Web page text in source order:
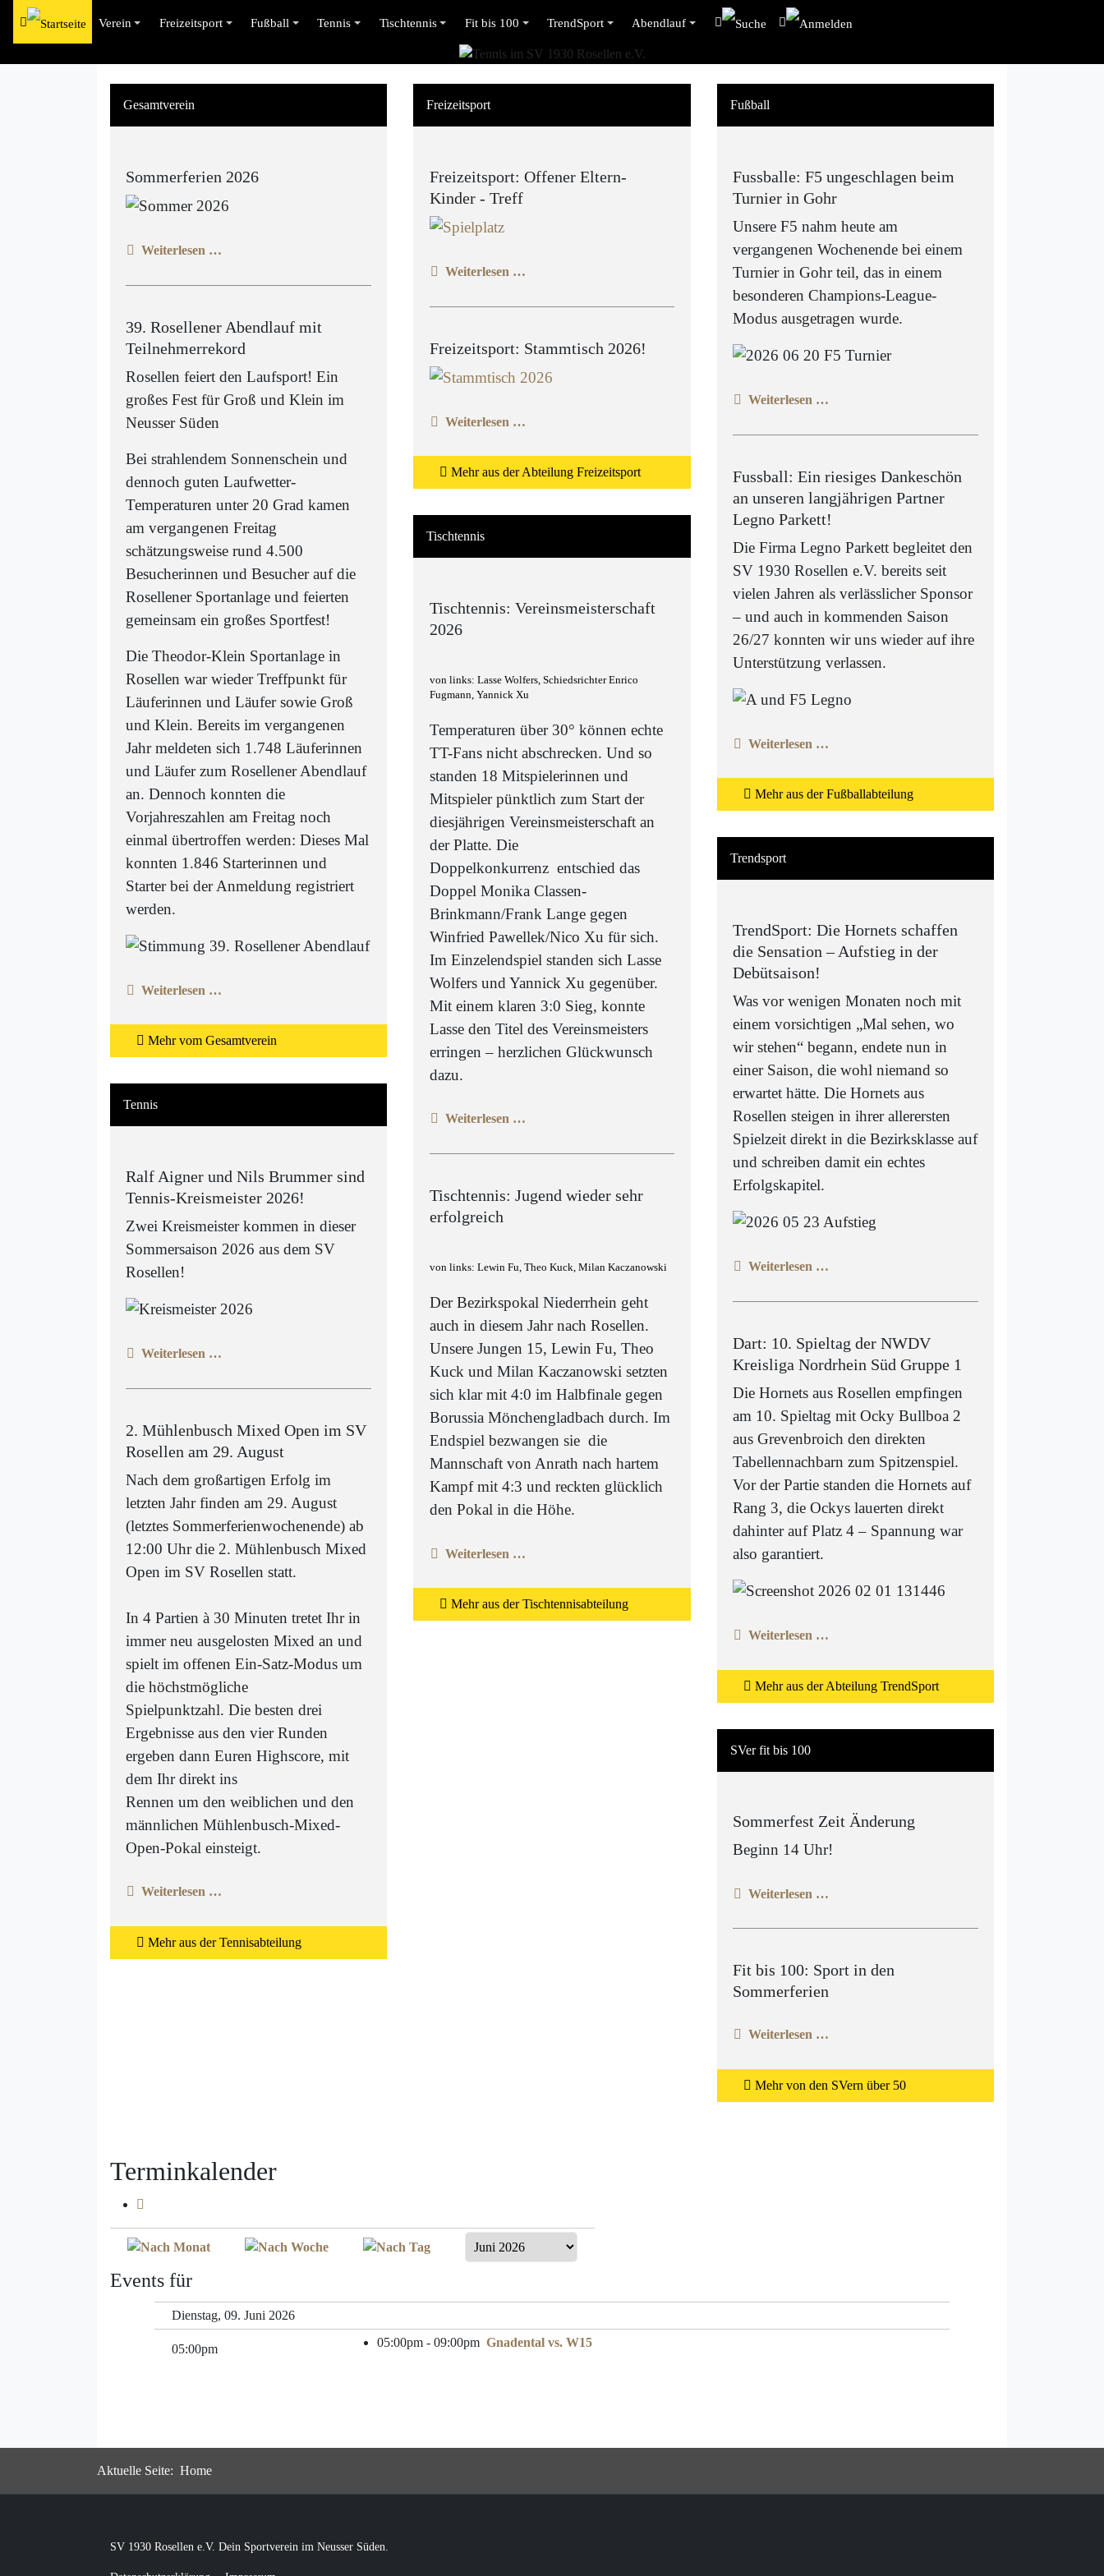
Verein Freizeitsport Fußball Tennis Tischtennis Fit bis 100 TrendSport Abendlauf
Gesamtverein
Sommerferien 2026
Weiterlesen …
39. Rosellener Abendlauf mit
Teilnehmerrekord
Rosellen feiert den Laufsport! Ein
großes Fest für Groß und Klein im
Neusser Süden
Bei strahlendem Sonnenschein und
dennoch guten Laufwetter-
Temperaturen unter 20 Grad kamen
am vergangenen Freitag
schätzungsweise rund 4.500
Besucherinnen und Besucher auf die
Rosellener Sportanlage und feierten
gemeinsam ein großes Sportfest!
Die Theodor-Klein Sportanlage in
Rosellen war wieder Treffpunkt für
Läuferinnen und Läufer sowie Groß
und Klein. Bereits im vergangenen
Jahr meldeten sich 1.748 Läuferinnen
und Läufer zum Rosellener Abendlauf
an. Dennoch konnten die
Vorjahreszahlen am Freitag noch
einmal übertroffen werden: Dieses Mal
konnten 1.846 Starterinnen und
Starter bei der Anmeldung registriert
werden.
Weiterlesen …
Mehr vom Gesamtverein
Tennis
Ralf Aigner und Nils Brummer sind
Tennis-Kreismeister 2026!
Zwei Kreismeister kommen in dieser
Sommersaison 2026 aus dem SV
Rosellen!
Weiterlesen …
2. Mühlenbusch Mixed Open im SV
Rosellen am 29. August
Nach dem großartigen Erfolg im
letzten Jahr finden am 29. August
(letztes Sommerferienwochenende) ab
12:00 Uhr die 2. Mühlenbusch Mixed
Open im SV Rosellen statt.
In 4 Partien à 30 Minuten tretet Ihr in
immer neu ausgelosten Mixed an und
spielt im offenen Ein-Satz-Modus um
die höchstmögliche
Spielpunktzahl. Die besten drei
Ergebnisse aus den vier Runden
ergeben dann Euren Highscore, mit
dem Ihr direkt ins
Rennen um den weiblichen und den
männlichen Mühlenbusch-Mixed-
Open-Pokal einsteigt.
Weiterlesen …
Mehr aus der Tennisabteilung
Freizeitsport
Freizeitsport: Offener Eltern-
Kinder - Treff
Weiterlesen …
Freizeitsport: Stammtisch 2026!
Weiterlesen …
Mehr aus der Abteilung Freizeitsport
Tischtennis
Tischtennis: Vereinsmeisterschaft
2026
von links: Lasse Wolfers, Schiedsrichter Enrico
Fugmann, Yannick Xu
Temperaturen über 30° können echte
TT-Fans nicht abschrecken. Und so
standen 18 Mitspielerinnen und
Mitspieler pünktlich zum Start der
diesjährigen Vereinsmeisterschaft an
der Platte. Die
Doppelkonkurrenz entschied das
Doppel Monika Classen-
Brinkmann/Frank Lange gegen
Winfried Pawellek/Nico Xu für sich.
Im Einzelendspiel standen sich Lasse
Wolfers und Yannick Xu gegenüber.
Mit einem klaren 3:0 Sieg, konnte
Lasse den Titel des Vereinsmeisters
erringen – herzlichen Glückwunsch
dazu.
Weiterlesen …
Tischtennis: Jugend wieder sehr
erfolgreich
von links: Lewin Fu, Theo Kuck, Milan Kaczanowski
Der Bezirkspokal Niederrhein geht
auch in diesem Jahr nach Rosellen.
Unsere Jungen 15, Lewin Fu, Theo
Kuck und Milan Kaczanowski setzten
sich klar mit 4:0 im Halbfinale gegen
Borussia Mönchengladbach durch. Im
Endspiel bezwangen sie die
Mannschaft von Anrath nach hartem
Kampf mit 4:3 und reckten glücklich
den Pokal in die Höhe.
Weiterlesen …
Mehr aus der Tischtennisabteilung
Fußball
Fussballe: F5 ungeschlagen beim
Turnier in Gohr
Unsere F5 nahm heute am
vergangenen Wochenende bei einem
Turnier in Gohr teil, das in einem
besonderen Champions-League-
Modus ausgetragen wurde.
Weiterlesen …
Fussball: Ein riesiges Dankeschön
an unseren langjährigen Partner
Legno Parkett!
Die Firma Legno Parkett begleitet den
SV 1930 Rosellen e.V. bereits seit
vielen Jahren als verlässlicher Sponsor
– und auch in kommenden Saison
26/27 konnten wir uns wieder auf ihre
Unterstützung verlassen.
Weiterlesen …
Mehr aus der Fußballabteilung
Trendsport
TrendSport: Die Hornets schaffen
die Sensation – Aufstieg in der
Debütsaison!
Was vor wenigen Monaten noch mit
einem vorsichtigen „Mal sehen, wo
wir stehen“ begann, endete nun in
einer Saison, die wohl niemand so
erwartet hätte. Die Hornets aus
Rosellen steigen in ihrer allerersten
Spielzeit direkt in die Bezirksklasse auf
und schreiben damit ein echtes
Erfolgskapitel.
Weiterlesen …
Dart: 10. Spieltag der NWDV
Kreisliga Nordrhein Süd Gruppe 1
Die Hornets aus Rosellen empfingen
am 10. Spieltag mit Ocky Bullboa 2
aus Grevenbroich den direkten
Tabellennachbarn zum Spitzenspiel.
Vor der Partie standen die Hornets auf
Rang 3, die Ockys lauerten direkt
dahinter auf Platz 4 – Spannung war
also garantiert.
Weiterlesen …
Mehr aus der Abteilung TrendSport
SVer fit bis 100
Sommerfest Zeit Änderung
Beginn 14 Uhr!
Weiterlesen …
Fit bis 100: Sport in den
Sommerferien
Weiterlesen …
Mehr von den SVern über 50
Terminkalender
Events für
Dienstag, 09. Juni 2026
05:00pm 05:00pm - 09:00pm Gnadental vs. W15
Aktuelle Seite: Home
SV 1930 Rosellen e.V. Dein Sportverein im Neusser Süden.